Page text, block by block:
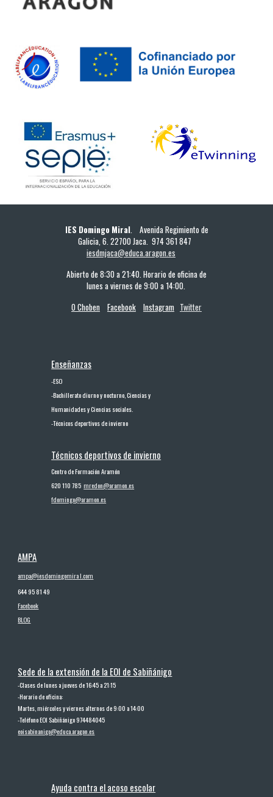
IES Domingo Miral. Avenida Regimiento de
Galicia, 6. 22700 Jaca. 974 361 847
iesdmjaca@educa.aragon.es
Abierto de 8:30 a 21:40. Horario de oficina de
lunes a viernes de 9:00 a 14:00.
O Choben
Facebook Instagram Twitter
Enseñanzas
-ESO
-Bachillerato diurno y nocturno, Ciencias y
Humanidades y Ciencias sociales.
-Técnicos deportivos de invierno
Técnicos deportivosde invierno
Centro de Formación Aramón
620 110 785mredon@aramon.es
fdomingo@aramon.es
AMPA
ampa@iesdomingomira l.com
644 95 81 49
Facebook
BLOG
Sede de la extensión de la EOI de Sabiñánigo
-Clases de lunes a jueves de 16:45 a 21:15
-Horario de oficina:
Martes, miércoles y viernes alternos de 9:00 a 14:00
-Teléfono EOI Sabiñánigo 974484045
eoisabinanigo@educa.aragon.es
Ayuda contra el acoso escolar